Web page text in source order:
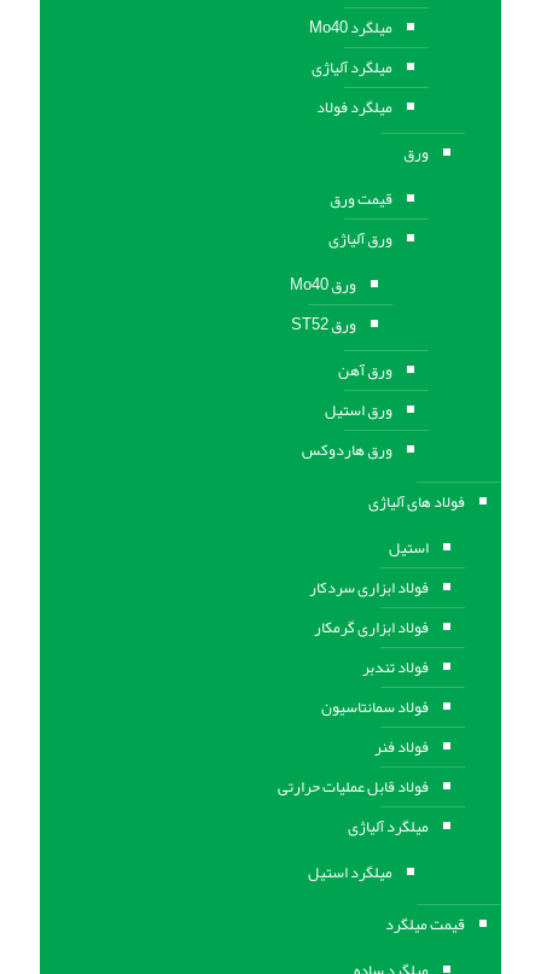
میلگرد Mo40
میلگرد آلیاژی
میلگرد فولاد
ورق
قیمت ورق
ورق آلیاژی
ورق Mo40
ورق ST52
ورق آهن
ورق استيل
ورق هاردوکس
فولاد های آلیاژی
استیل
فولاد ابزاری سردکار
فولاد ابزاری گرمکار
فولاد تندبر
فولاد سمانتاسیون
فولاد فنر
فولاد قابل عملیات حرارتی
ميلگرد آلیاژی
میلگرد استیل
قیمت میلگرد